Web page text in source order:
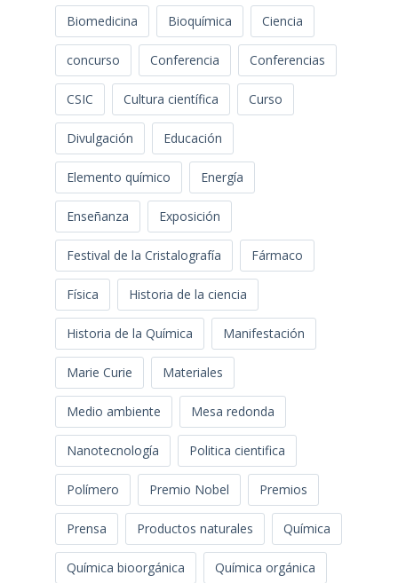
Biomedicina Bioquímica Ciencia
concurso Conferencia Conferencias
CSIC Cultura científica Curso
Divulgación Educación
Elemento químico Energía
Enseñanza Exposición
Festival de la Cristalografía Fármaco
Física Historia de la ciencia
Historia de la Química Manifestación
Marie Curie Materiales
Medio ambiente Mesa redonda
Nanotecnología Politica cientifica
Polímero Premio Nobel Premios
Prensa Productos naturales Química
Química bioorgánica Química orgánica